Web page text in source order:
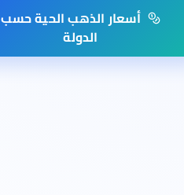
أسعار الذهب الحية حسب
الدولة